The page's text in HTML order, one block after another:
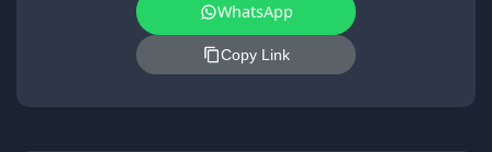
WhatsApp
Copy Link